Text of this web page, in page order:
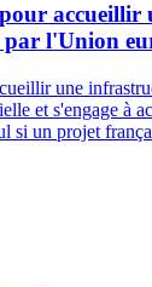
accueillir
l'Union
une
et s'engage à
si un projet